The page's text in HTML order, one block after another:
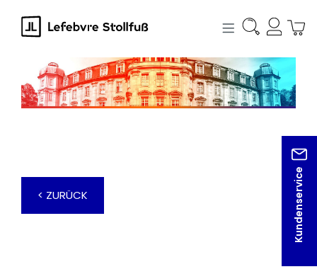
springen
Kundenservice
< ZURÜCK